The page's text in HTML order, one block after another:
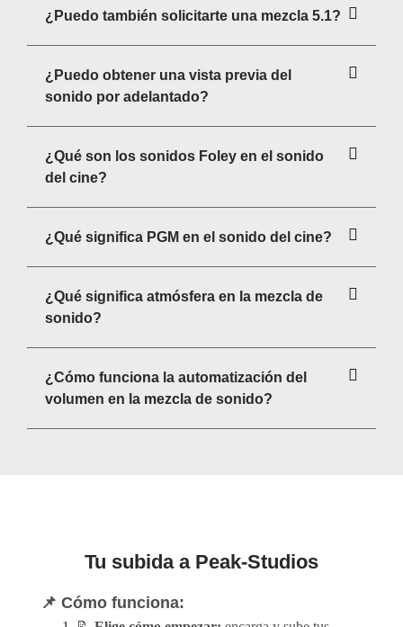
¿Puedo también solicitarte una mezcla 5.1?
¿Puedo obtener una vista previa del
sonido por adelantado?
¿Qué son los sonidos Foley en el sonido
del cine?
¿Qué significa PGM en el sonido del cine?
¿Qué significa atmósfera en la mezcla de
sonido?
¿Cómo funciona la automatización del
volumen en la mezcla de sonido?
Tu subida a Peak-Studios
📌 Cómo funciona: